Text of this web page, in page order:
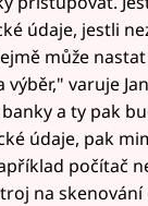
údaje, jestli
může
varuje
a ty pak
údaje, pak
počítač
na